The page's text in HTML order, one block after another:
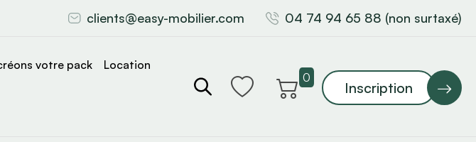
clients@easy-mobilier.com 04 74 94 65 88 (non surtaxé)
0
Inscription
votre pack Location